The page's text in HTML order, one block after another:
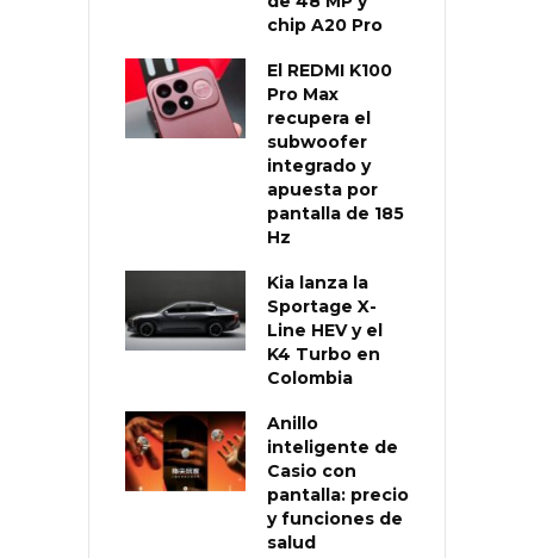
chip A20 Pro
El REDMI K100
Pro Max
recupera el
subwoofer
integrado y
apuesta por
pantalla de 185
Hz
Kia lanza la
Sportage X-
Line HEV y el
K4 Turbo en
Colombia
Anillo
inteligente de
Casio con
pantalla: precio
y funciones de
salud